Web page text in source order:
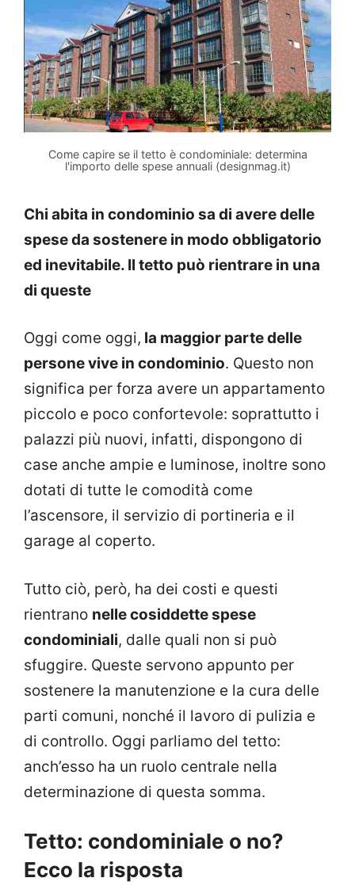
Come capire se il tetto è condominiale: determina
l'importo delle spese annuali (designmag.it)
Chi abita in condominio sa di avere delle
spese da sostenere in modo obbligatorio
ed inevitabile. Il tetto può rientrare in una
di queste
Oggi come oggi, la maggior parte delle
persone vive in condominio. Questo non
significa per forza avere un appartamento
piccolo e poco confortevole: soprattutto i
palazzi più nuovi, infatti, dispongono di
case anche ampie e luminose, inoltre sono
dotati di tutte le comodità come
l’ascensore, il servizio di portineria e il
garage al coperto.
Tutto ciò, però, ha dei costi e questi
rientrano nelle cosiddette spese
condominiali, dalle quali non si può
sfuggire. Queste servono appunto per
sostenere la manutenzione e la cura delle
parti comuni, nonché il lavoro di pulizia e
di controllo. Oggi parliamo del tetto:
anch’esso ha un ruolo centrale nella
determinazione di questa somma.
Tetto: condominiale o no?
Ecco la risposta